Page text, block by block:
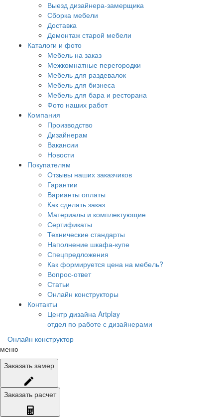
Выезд дизайнера-замерщика
Сборка мебели
Доставка
Демонтаж старой мебели
Каталоги и фото
Мебель на заказ
Межкомнатные перегородки
Мебель для раздевалок
Мебель для бизнеса
Мебель для бара и ресторана
Фото наших работ
Компания
Производство
Дизайнерам
Вакансии
Новости
Покупателям
Отзывы наших заказчиков
Гарантии
Варианты оплаты
Как сделать заказ
Материалы и комплектующие
Сертификаты
Технические стандарты
Наполнение шкафа-купе
Спецпредложения
Как формируется цена на мебель?
Вопрос-ответ
Статьи
Онлайн конструкторы
Контакты
Центр дизайна Artplay
отдел по работе с дизайнерами
Онлайн конструктор
меню
Заказать замер
Заказать расчет